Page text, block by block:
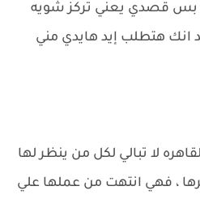
قصدي يعني تركز شويه
انك هتطلب إيد هايدي مني
لا تبالي لكل من ينظر لها
، فهي انتهت من عملها علي